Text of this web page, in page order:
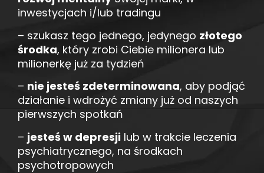
inwestycjach i/lub tradingu
– szukasz tego jednego, jedynego złotego
środka, który zrobi Ciebie milionera lub
milionerkę już za tydzień
– nie jesteś zdeterminowana, aby podjąć
działanie i wdrożyć zmiany już od naszych
pierwszych spotkań
– jesteś w depresji lub w trakcie leczenia
psychiatrycznego, na środkach
psychotropowych